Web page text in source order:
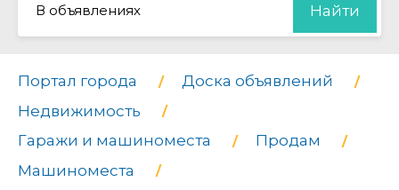
В объявлениях Найти
Портал города
Доска объявлений
Недвижимость
Гаражи и машиноместа
Продам
Машиноместа